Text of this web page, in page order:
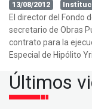
13/08/2012
El director del Fondo
secretario de Obras
contrato para la
Especial de Hipólito
Últimos